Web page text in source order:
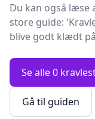
Du kan også læse
store guide:
blive godt klædt
Se alle 0
Gå til guiden